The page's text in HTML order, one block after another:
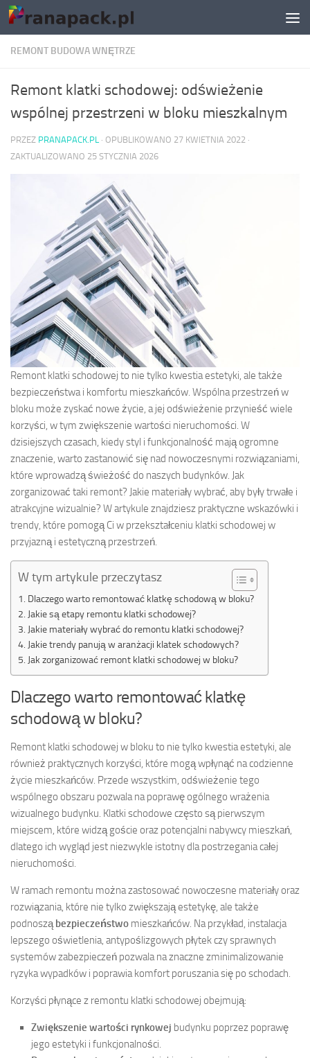
Skip to content
REMONT BUDOWA WNĘTRZE
Remont klatki schodowej: odświeżenie
wspólnej przestrzeni w bloku mieszkalnym
PRZEZ PRANAPACK.PL · OPUBLIKOWANO 27 KWIETNIA 2022 ·
ZAKTUALIZOWANO 25 STYCZNIA 2026
Remont klatki schodowej to nie tylko kwestia estetyki, ale także
bezpieczeństwa i komfortu mieszkańców. Wspólna przestrzeń w
bloku może zyskać nowe życie, a jej odświeżenie przynieść wiele
korzyści, w tym zwiększenie wartości nieruchomości. W
dzisiejszych czasach, kiedy styl i funkcjonalność mają ogromne
znaczenie, warto zastanowić się nad nowoczesnymi rozwiązaniami,
które wprowadzą świeżość do naszych budynków. Jak
zorganizować taki remont? Jakie materiały wybrać, aby były trwałe i
atrakcyjne wizualnie? W artykule znajdziesz praktyczne wskazówki i
trendy, które pomogą Ci w przekształceniu klatki schodowej w
przyjazną i estetyczną przestrzeń.
W tym artykule przeczytasz
Dlaczego warto remontować klatkę schodową w bloku?
Jakie są etapy remontu klatki schodowej?
Jakie materiały wybrać do remontu klatki schodowej?
Jakie trendy panują w aranżacji klatek schodowych?
Jak zorganizować remont klatki schodowej w bloku?
Dlaczego warto remontować klatkę
schodową w bloku?
Remont klatki schodowej w bloku to nie tylko kwestia estetyki, ale
również praktycznych korzyści, które mogą wpłynąć na codzienne
życie mieszkańców. Przede wszystkim, odświeżenie tego
wspólnego obszaru pozwala na poprawę ogólnego wrażenia
wizualnego budynku. Klatki schodowe często są pierwszym
miejscem, które widzą goście oraz potencjalni nabywcy mieszkań,
dlatego ich wygląd jest niezwykle istotny dla postrzegania całej
nieruchomości.
W ramach remontu można zastosować nowoczesne materiały oraz
rozwiązania, które nie tylko zwiększają estetykę, ale także
podnosząbezpieczeństwo mieszkańców. Na przykład, instalacja
lepszego oświetlenia, antypoślizgowych płytek czy sprawnych
systemów zabezpieczeń pozwala na znaczne zminimalizowanie
ryzyka wypadków i poprawia komfort poruszania się po schodach.
Korzyści płynące z remontu klatki schodowej obejmują:
Zwiększenie wartości rynkowej budynku poprzez poprawę
jego estetyki i funkcjonalności.